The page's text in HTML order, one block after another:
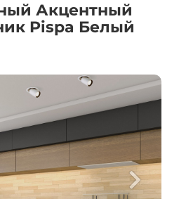
Акцентный
Pispa Белый